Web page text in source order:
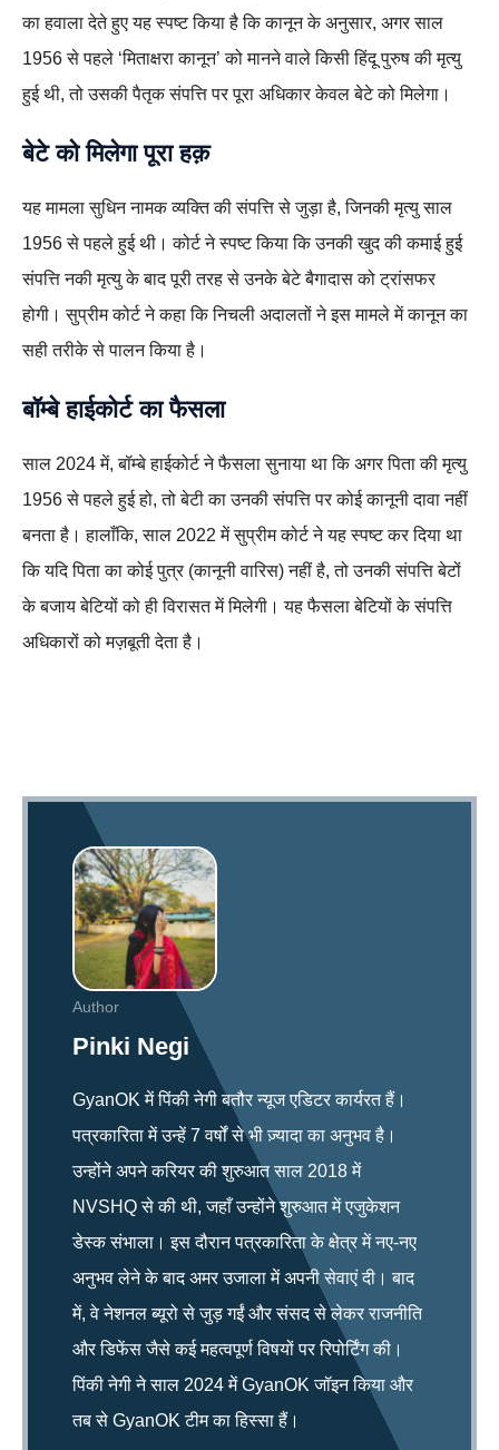
का हवाला देते हुए यह स्पष्ट किया है कि कानून के अनुसार, अगर साल
1956 से पहले ‘मिताक्षरा कानून’ को मानने वाले किसी हिंदू पुरुष की मृत्यु
हुई थी, तो उसकी पैतृक संपत्ति पर पूरा अधिकार केवल बेटे को मिलेगा।
बेटे को मिलेगा पूरा हक़
यह मामला सुधिन नामक व्यक्ति की संपत्ति से जुड़ा है, जिनकी मृत्यु साल
1956 से पहले हुई थी। कोर्ट ने स्पष्ट किया कि उनकी खुद की कमाई हुई
संपत्ति नकी मृत्यु के बाद पूरी तरह से उनके बेटे बैगादास को ट्रांसफर
होगी। सुप्रीम कोर्ट ने कहा कि निचली अदालतों ने इस मामले में कानून का
सही तरीके से पालन किया है।
बॉम्बे हाईकोर्ट का फैसला
साल 2024 में, बॉम्बे हाईकोर्ट ने फैसला सुनाया था कि अगर पिता की मृत्यु
1956 से पहले हुई हो, तो बेटी का उनकी संपत्ति पर कोई कानूनी दावा नहीं
बनता है। हालाँकि, साल 2022 में सुप्रीम कोर्ट ने यह स्पष्ट कर दिया था
कि यदि पिता का कोई पुत्र (कानूनी वारिस) नहीं है, तो उनकी संपत्ति बेटों
के बजाय बेटियों को ही विरासत में मिलेगी। यह फैसला बेटियों के संपत्ति
अधिकारों को मज़बूती देता है।
Author
Pinki Negi
GyanOK में पिंकी नेगी बतौर न्यूज एडिटर कार्यरत हैं।
पत्रकारिता में उन्हें 7 वर्षों से भी ज़्यादा का अनुभव है।
उन्होंने अपने करियर की शुरुआत साल 2018 में
NVSHQ से की थी, जहाँ उन्होंने शुरुआत में एजुकेशन
डेस्क संभाला। इस दौरान पत्रकारिता के क्षेत्र में नए-नए
अनुभव लेने के बाद अमर उजाला में अपनी सेवाएं दी। बाद
में, वे नेशनल ब्यूरो से जुड़ गईं और संसद से लेकर राजनीति
और डिफेंस जैसे कई महत्वपूर्ण विषयों पर रिपोर्टिंग की।
पिंकी नेगी ने साल 2024 में GyanOK जॉइन किया और
तब से GyanOK टीम का हिस्सा हैं।